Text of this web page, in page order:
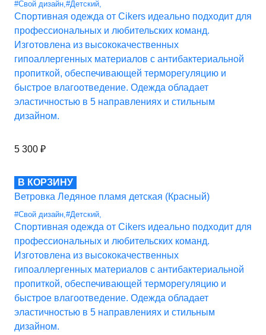
#Свой дизайн,#Детский,
Спортивная одежда от Cikers идеально подходит для
профессиональных и любительских команд.
Изготовлена из высококачественных
гипоаллергенных материалов с антибактериальной
пропиткой, обеспечивающей терморегуляцию и
быстрое влагоотведение. Одежда обладает
эластичностью в 5 направлениях и стильным
дизайном.
5 300 ₽
В КОРЗИНУ
Ветровка Ледяное пламя детская (Красный)
#Свой дизайн,#Детский,
Спортивная одежда от Cikers идеально подходит для
профессиональных и любительских команд.
Изготовлена из высококачественных
гипоаллергенных материалов с антибактериальной
пропиткой, обеспечивающей терморегуляцию и
быстрое влагоотведение. Одежда обладает
эластичностью в 5 направлениях и стильным
дизайном.